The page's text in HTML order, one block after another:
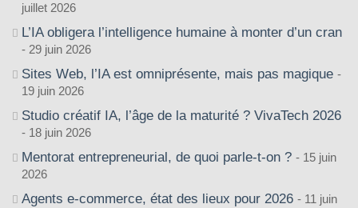
juillet 2026
L’IA obligera l’intelligence humaine à monter d’un cran
29 juin 2026
Sites Web, l’IA est omniprésente, mais pas magique
19 juin 2026
Studio créatif IA, l’âge de la maturité ? VivaTech 2026
18 juin 2026
Mentorat entrepreneurial, de quoi parle-t-on ?
15 juin
2026
Agents e-commerce, état des lieux pour 2026
11 juin